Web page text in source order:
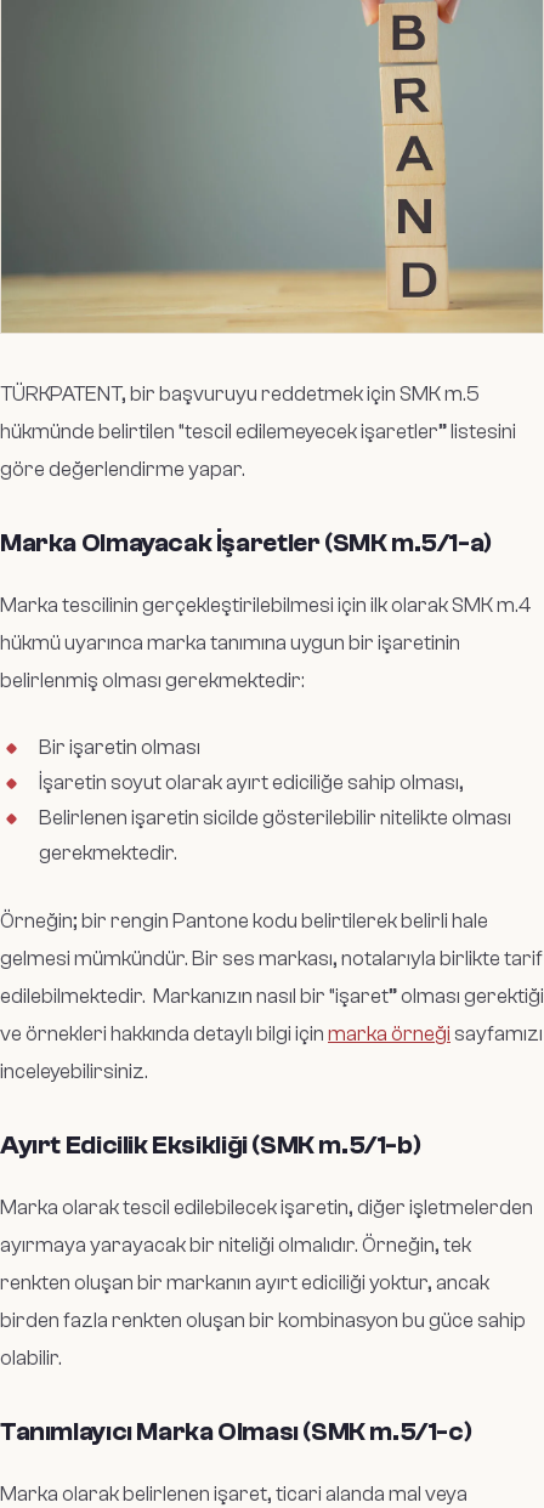
TÜRKPATENT, bir başvuruyu reddetmek için SMK m.5
hükmünde belirtilen “tescil edilemeyecek işaretler” listesini
göre değerlendirme yapar.
Marka Olmayacak İşaretler (SMK m.5/1-a)
Marka tescilinin gerçekleştirilebilmesi için ilk olarak SMK m.4
hükmü uyarınca marka tanımına uygun bir işaretinin
belirlenmiş olması gerekmektedir:
Bir işaretin olması
İşaretin soyut olarak ayırt ediciliğe sahip olması,
Belirlenen işaretin sicilde gösterilebilir nitelikte olması
gerekmektedir.
Örneğin; bir rengin Pantone kodu belirtilerek belirli hale
gelmesi mümkündür. Bir ses markası, notalarıyla birlikte tarif
edilebilmektedir. Markanızın nasıl bir “işaret” olması gerektiği
ve örnekleri hakkında detaylı bilgi için marka örneği sayfamızı
inceleyebilirsiniz.
Ayırt Edicilik Eksikliği (SMK m.5/1-b)
Marka olarak tescil edilebilecek işaretin, diğer işletmelerden
ayırmaya yarayacak bir niteliği olmalıdır. Örneğin, tek
renkten oluşan bir markanın ayırt ediciliği yoktur, ancak
birden fazla renkten oluşan bir kombinasyon bu güce sahip
olabilir.
Tanımlayıcı Marka Olması (SMK m.5/1-c)
Marka olarak belirlenen işaret, ticari alanda mal veya